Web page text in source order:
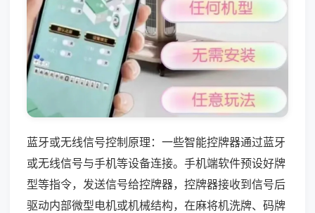
蓝牙或无线信号控制原理：一些智能控牌器通过蓝牙
或无线信号与手机等设备连接。手机端软件预设好牌
型等指令，发送信号给控牌器，控牌器接收到信号后
驱动内部微型电机或机械结构，在麻将机洗牌、码牌